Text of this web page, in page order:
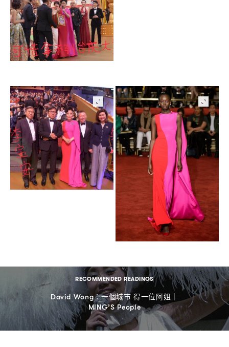
RECOMMENDED READINGS
David Wong：一個城市 得一位阿姐 ｜
MING’S People